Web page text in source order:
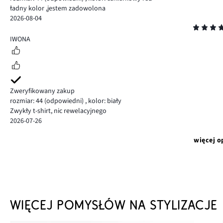
ładny kolor ,jestem zadowolona
2026-08-04
4
IWONA
Zweryfikowany zakup
rozmiar: 44 (odpowiedni) , kolor: biały
Zwykły t-shirt, nic rewelacyjnego
2026-07-26
więcej
WIĘCEJ POMYSŁÓW NA STYLIZACJE